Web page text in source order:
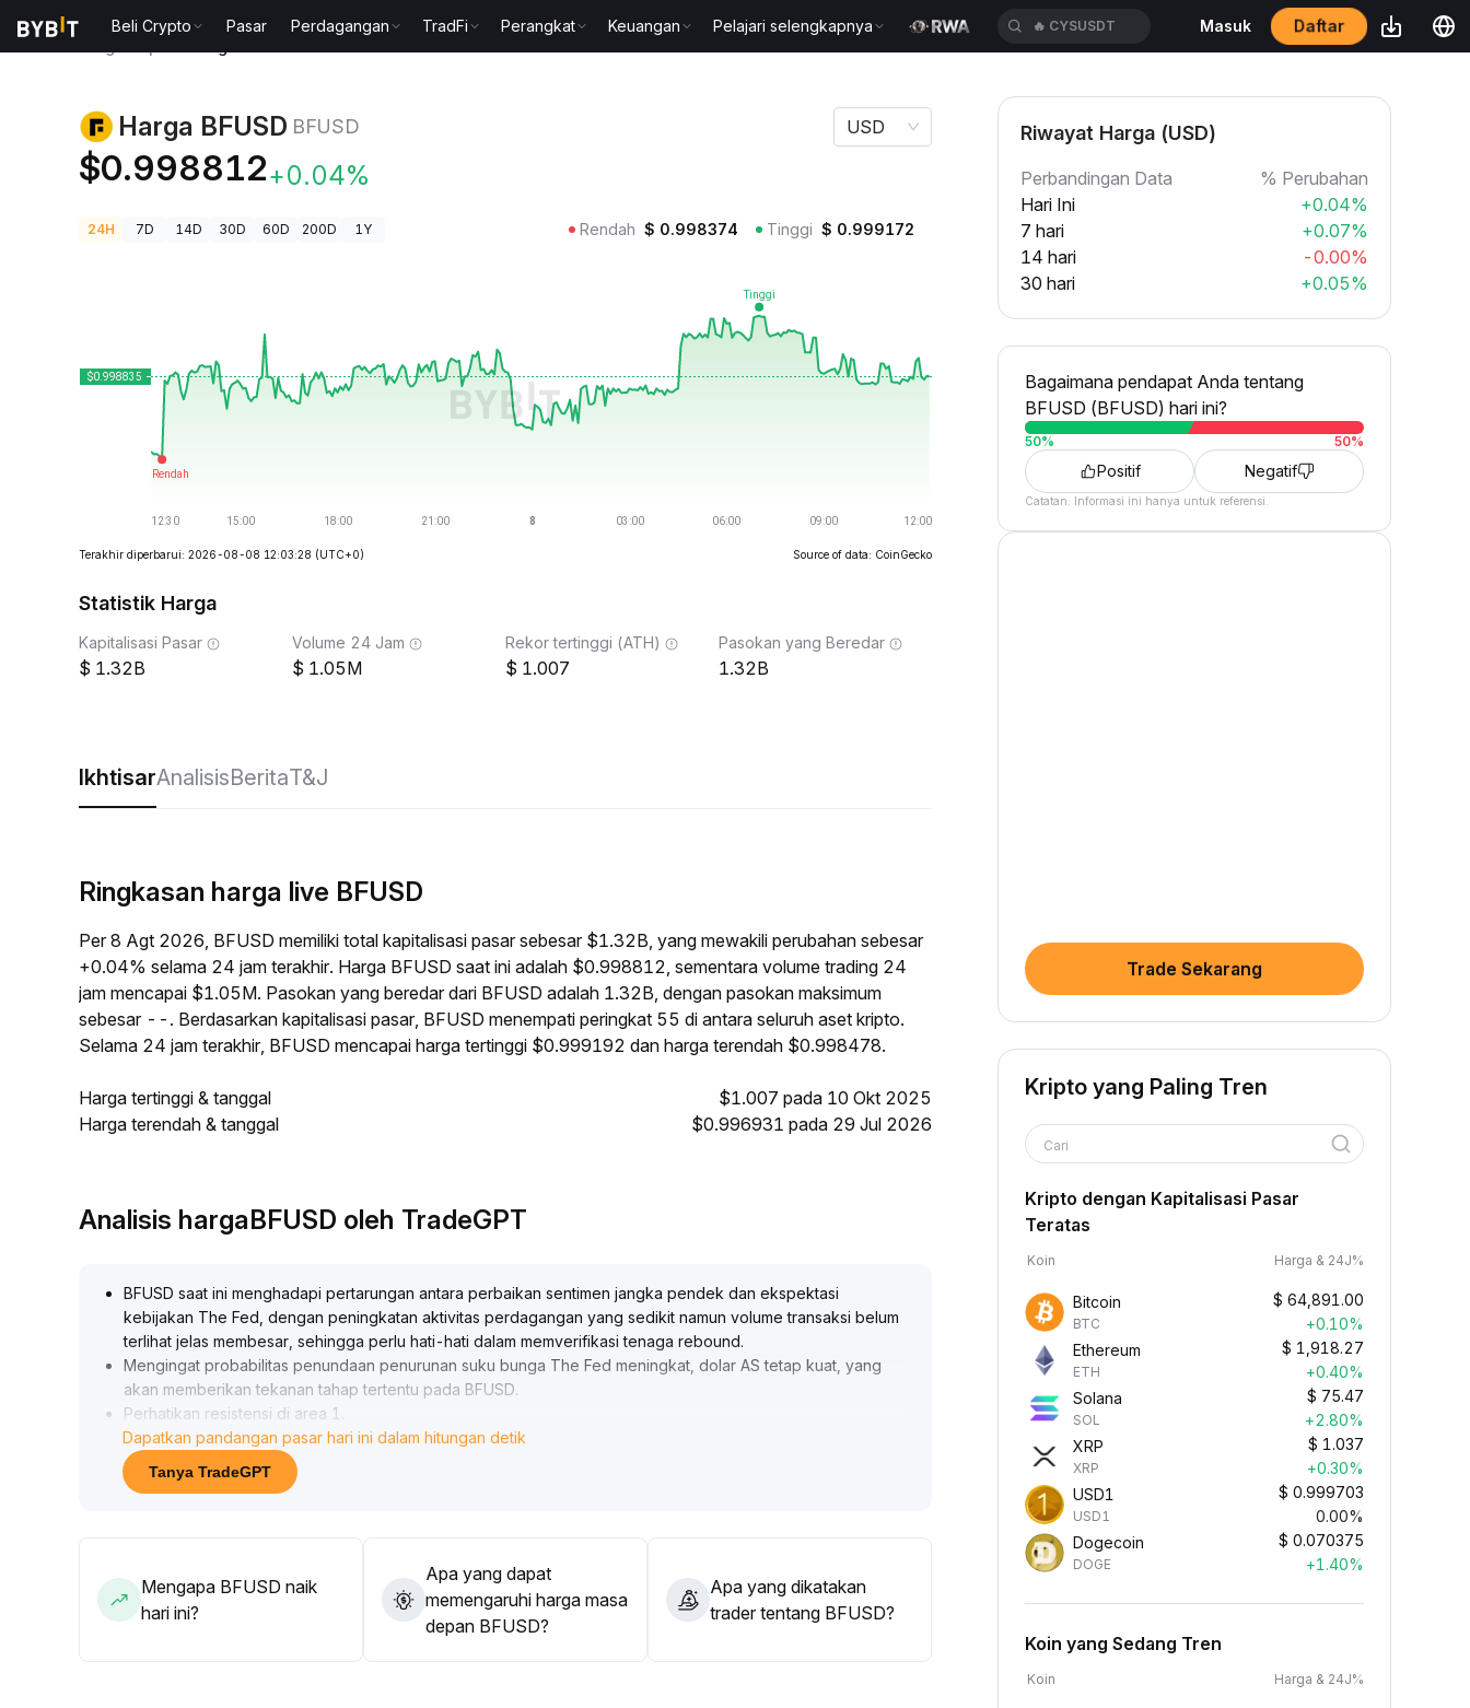
Beli Crypto Pasar Perdagangan TradFi Perangkat Keuangan Pelajari selengkapnya 🔥 CYSUSDT Masuk Daftar
Harga BFUSD BFUSD
$0.998812+0.04%
USD
24H 7D 14D 30D 60D 200D 1Y Rendah $ 0.998374 Tinggi $ 0.999172
Terakhir diperbarui: 2026-08-08 12:03:28 (UTC+0) Source of data: CoinGecko
Statistik Harga
Kapitalisasi Pasar
1.32B
Volume 24 Jam
1.05M
Rekor tertinggi (ATH)
1.007
Pasokan yang Beredar
1.32B
IkhtisarAnalisisBeritaT&J
Ringkasan harga live BFUSD
Per 8 Agt 2026, BFUSD memiliki total kapitalisasi pasar sebesar $1.32B, yang mewakili perubahan sebesar
+0.04% selama 24 jam terakhir. Harga BFUSD saat ini adalah $0.998812, sementara volume trading 24
jam mencapai $1.05M. Pasokan yang beredar dari BFUSD adalah 1.32B, dengan pasokan maksimum
sebesar --. Berdasarkan kapitalisasi pasar, BFUSD menempati peringkat 55 di antara seluruh aset kripto.
Selama 24 jam terakhir, BFUSD mencapai harga tertinggi $0.999192 dan harga terendah $0.998478.
Harga tertinggi & tanggal
$1.007 pada 10 Okt 2025
Harga terendah & tanggal
$0.996931 pada 29 Jul 2026
Analisis hargaBFUSD oleh TradeGPT
BFUSD saat ini menghadapi pertarungan antara perbaikan sentimen jangka pendek dan ekspektasi
kebijakan The Fed, dengan peningkatan aktivitas perdagangan yang sedikit namun volume transaksi belum
terlihat jelas membesar, sehingga perlu hati-hati dalam memverifikasi tenaga rebound.
Mengingat probabilitas penundaan penurunan suku bunga The Fed meningkat, dolar AS tetap kuat, yang
akan memberikan tekanan tahap tertentu pada BFUSD.
Perhatikan resistensi di area 1
0860 dan dukungan di 1.
0720
Disarankan bagi investor untuk memantau data makro dan sinyal kebijakan secara dekat, menyesuaikan
Dapatkan pandangan pasar hari ini dalam hitungan detik
Tanya TradeGPT
Mengapa BFUSD naik
hari ini?
Apa yang dapat
memengaruhi harga masa
depan BFUSD?
Apa yang dikatakan
trader tentang BFUSD?
Riwayat Harga (USD)
Perbandingan Data
% Perubahan
Hari Ini
+0.04%
7 hari
+0.07%
14 hari
-0.00%
30 hari
+0.05%
Bagaimana pendapat Anda tentang
BFUSD (BFUSD) hari ini?
50% 50%
Positif Negatif
Catatan: Informasi ini hanya untuk referensi.
Trade Sekarang
Kripto yang Paling Tren
Cari
Kripto dengan Kapitalisasi Pasar
Teratas
Koin Harga & 24J%
Bitcoin
BTC
$ 64,891.00
+0.10%
Ethereum
ETH
$ 1,918.27
+0.40%
Solana
SOL
$ 75.47
+2.80%
XRP
XRP
$ 1.037
+0.30%
USD1
USD1
$ 0.999703
0.00%
Dogecoin
DOGE
$ 0.070375
+1.40%
Koin yang Sedang Tren
Koin Harga & 24J%